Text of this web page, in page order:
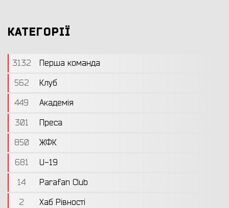
КАТЕГОРІЇ
3132
Перша команда
562
Клуб
449
Академія
301
Преса
850
ЖФК
681
U-19
14
Parafan Club
2
Хаб Рівності